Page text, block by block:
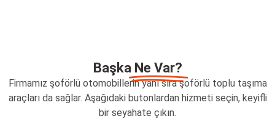
Başka Ne Var?
Firmamız şoförlü otomobillerin yanı sıra şoförlü toplu taşıma
araçları da sağlar. Aşağıdaki butonlardan hizmeti seçin, keyifli
bir seyahate çıkın.